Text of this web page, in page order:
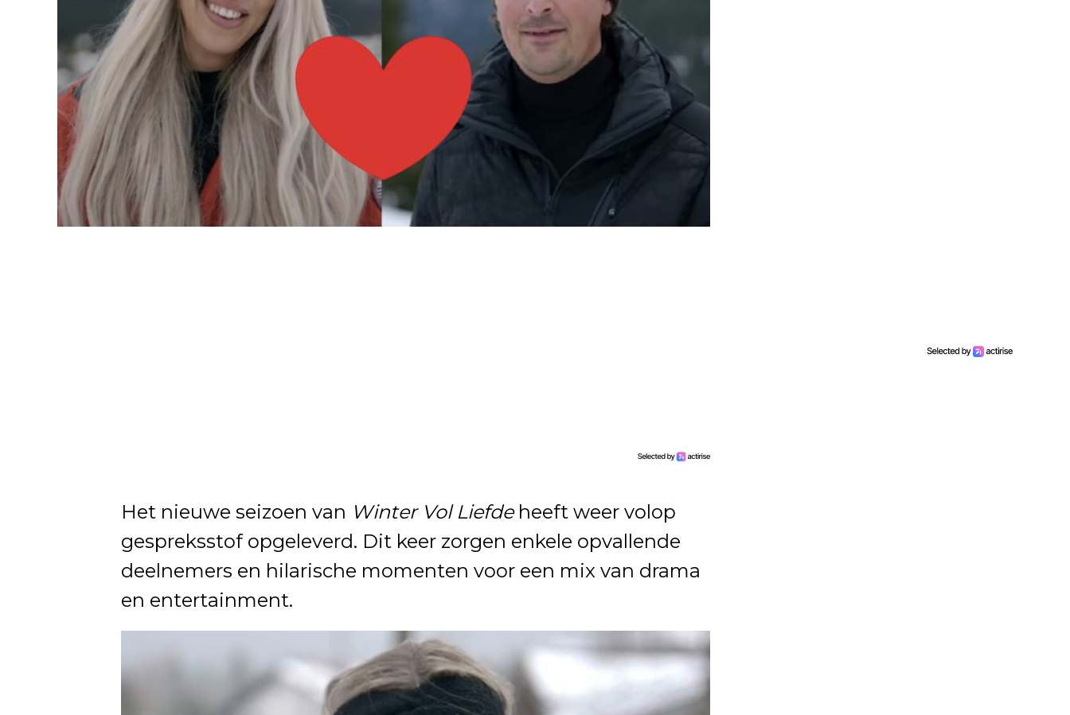
Het nieuwe seizoen van Winter Vol Liefdeheeft weer volop
gespreksstof opgeleverd. Dit keer zorgen enkele opvallende
deelnemers en hilarische momenten voor een mix van drama
en entertainment.